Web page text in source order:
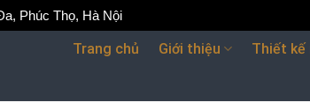
Phúc Thọ, Hà Nội
Trang chủ Giới thiệu Thiết kế